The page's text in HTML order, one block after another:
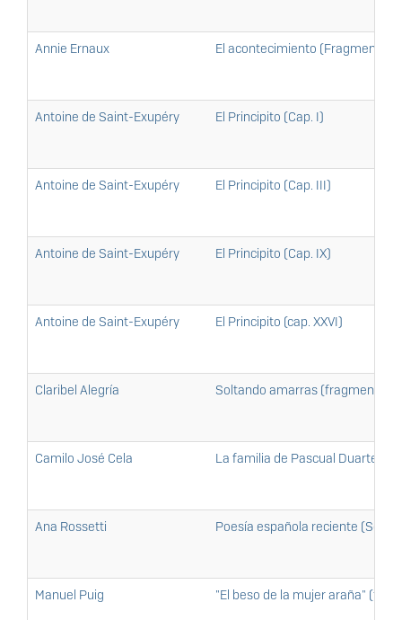
Annie Ernaux El acontecimiento (Fragmento)
Antoine de Saint-Exupéry El Principito (Cap. I)
Antoine de Saint-Exupéry El Principito (Cap. III)
Antoine de Saint-Exupéry El Principito (Cap. IX)
Antoine de Saint-Exupéry El Principito (cap. XXVI)
Claribel Alegría Soltando amarras (fragmento)
Camilo José Cela La familia de Pascual Duarte
Ana Rossetti Poesía española reciente
Manuel Puig "El beso de la mujer araña"